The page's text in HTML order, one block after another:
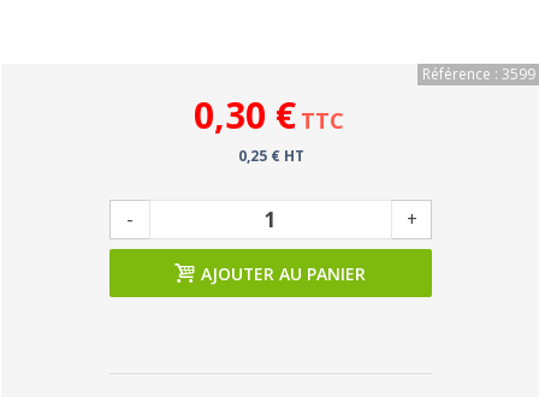
Référence : 3599
0,30 € TTC
0,25 € HT
- +
AJOUTER AU PANIER